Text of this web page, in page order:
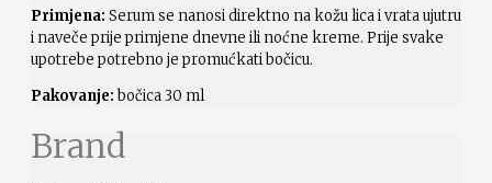
Primjena: Serum se nanosi direktno na kožu lica i vrata ujutru
i naveče prije primjene dnevne ili noćne kreme. Prije svake
upotrebe potrebno je promućkati bočicu.
Pakovanje: bočica 30 ml
Brand